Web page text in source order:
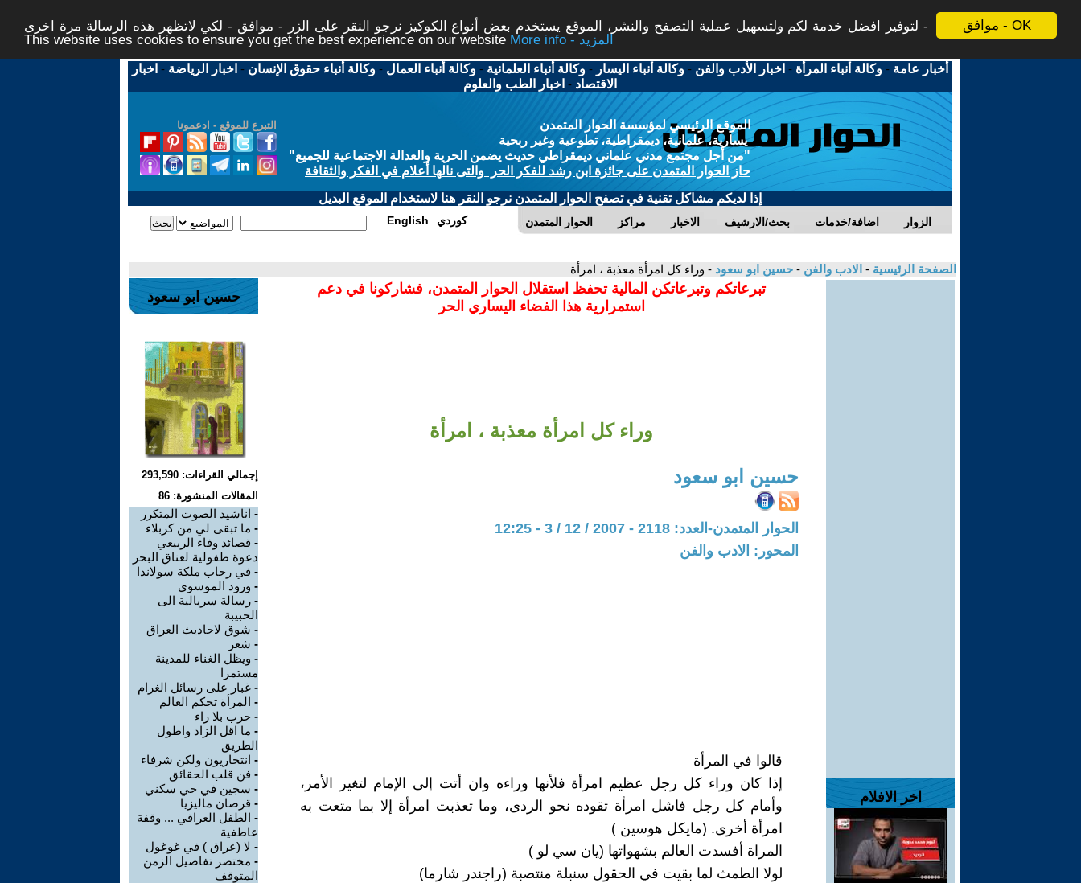
موافق - OK
لتوفير افضل خدمة لكم ولتسهيل عملية التصفح والنشر، الموقع يستخدم بعض أنواع الكوكيز نرجو النقر على الزر - موافق - لكي لاتظهر هذه الرسالة مرة اخرى -
This website uses cookies to ensure you get the best experience on our website
More info - المزيد
أخبار عامة -وكالة أنباء المرأة - اخبار الأدب والفن -وكالة أنباء اليسار -وكالة أنباء العلمانية -وكالة أنباء العمال -وكالة أنباء حقوق الإنسان - اخبار الرياضة - اخبار
الاقتصاد - اخبار الطب والعلوم
التبرع للموقع - ادعمونا
الموقع الرئيسي لمؤسسة الحوار المتمدن
يسارية، علمانية، ديمقراطية، تطوعية وغير ربحية
"من أجل مجتمع مدني علماني ديمقراطي حديث يضمن الحرية والعدالة الاجتماعية للجميع"
حاز الحوار المتمدن على جائزة ابن رشد للفكر الحر والتى نالها أعلام في الفكر والثقافة
إذا لديكم مشاكل تقنية في تصفح الحوار المتمدن نرجو النقر هنا لاستخدام الموقع البديل
الحوار المتمدن مراكز الاخبار بحث/الارشيف اضافة/خدمات الزوار English كوردي
الصفحة الرئيسية - الادب والفن - حسين ابو سعود - وراء كل امرأة معذبة ، امرأة
اخر الافلام
تبرعاتكم وتبرعاتكن المالية تحفظ استقلال الحوار المتمدن، فشاركونا في دعم
استمرارية هذا الفضاء اليساري الحر
وراء كل امرأة معذبة ، امرأة
حسين ابو سعود
الحوار المتمدن-العدد: 2118 - 2007 / 12 / 3 - 12:25
المحور: الادب والفن
قالوا في المرأة
إذا كان وراء كل رجل عظيم امرأة فلأنها وراءه وان أتت إلى الإمام لتغير الأمر،
وأمام كل رجل فاشل امرأة تقوده نحو الردى، وما تعذبت امرأة إلا بما متعت به
امرأة أخرى. (مايكل هوسين )
المراة أفسدت العالم بشهواتها (يان سي لو )
لولا الطمث لما بقيت في الحقول سنبلة منتصبة (راجندر شارما)
حسين ابو سعود
إجمالي القراءات: 293,590
المقالات المنشورة: 86
- اناشيد الصوت المتكرر
- ما تبقى لي من كربلاء
- قصائد وفاء الربيعي
دعوة طفولية لعناق البحر
- في رحاب ملكة سولاندا
- ورود الموسوي
- رسالة سريالية الى
الحبيبة
- شوق لاحاديث العراق
- شعر
- ويظل الغناء للمدينة
مستمرا
- غبار على رسائل الغرام
- المرأة تحكم العالم
- حرب بلا راء
- ما اقل الزاد واطول
الطريق
- انتحاريون ولكن شرفاء
- فن قلب الحقائق
- سجين في حي سكني
- قرصان ماليزيا
- الطفل العراقي ... وقفة
عاطفية
- لا (عراق ) في غوغول
- مختصر تفاصيل الزمن
المتوقف